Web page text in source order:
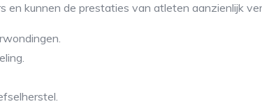
kunnen de prestaties van atleten aanzienlijk